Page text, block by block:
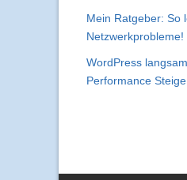
Mein Ratgeber: So
Netzwerkprobleme!
WordPress
Performance